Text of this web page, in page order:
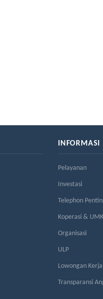
INFORMASI
Pelayanan
Investasi
Telephon
Koperasi &
Organisasi
ULP
Lowongan Kerja
Transparansi